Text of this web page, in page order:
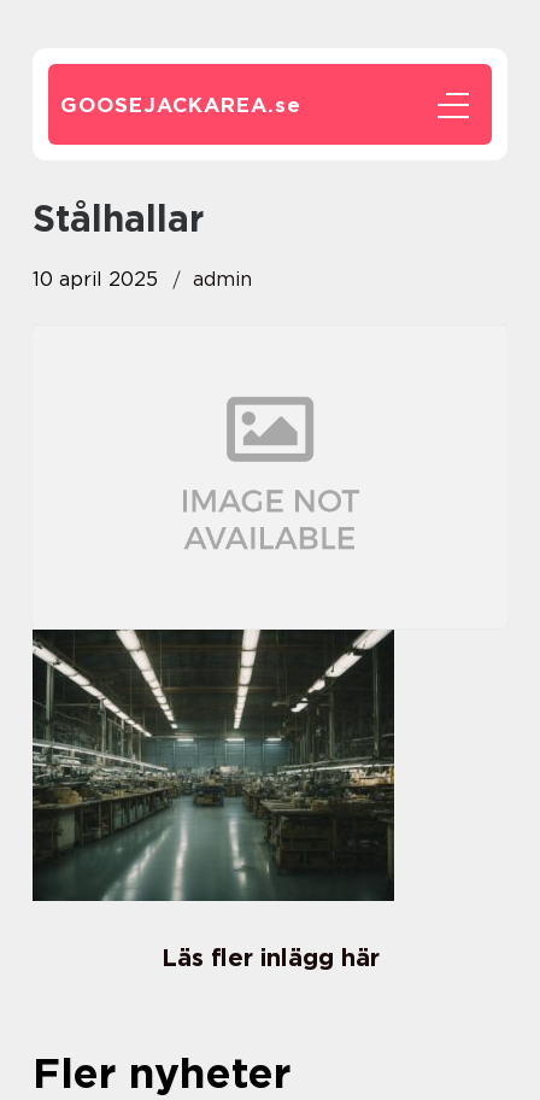
GOOSEJACKAREA.se
Stålhallar
10 april 2025 admin
Läs fler inlägg här
Fler nyheter